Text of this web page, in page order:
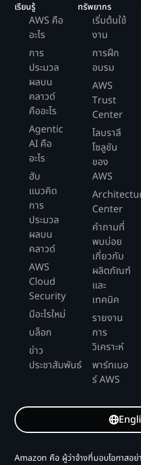
เรียนรู้
AWS คือ
อะไร
การ
ประมวล
ผลบน
คลาวด์
คืออะไร
Agentic
AI คือ
อะไร
ฮับ
แนวคิด
การ
ประมวล
ผลบน
คลาวด์
AWS
Cloud
Security
มีอะไรใหม่
บล็อก
ข่าว
ประชาสัมพันธ์
ทรัพยากร
เริ่มต้นใช้
งาน
การฝึก
อบรม
AWS
Trust
Center
ไลบราลี
โซลูชัน
ของ
AWS
Center
คำถามที่
พบบ่อย
เกี่ยวกับ
ผลิตภัณฑ์
และ
เทคนิค
รายงาน
การ
วิเคราะห์
พาร์ทเนอ
ร์ AWS
Amazon คือ ผู้ว่าจ้างที่มอบโอกาสอ